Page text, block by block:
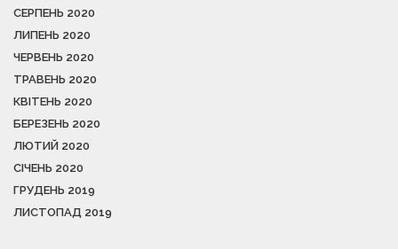
СЕРПЕНЬ 2020
ЛИПЕНЬ 2020
ЧЕРВЕНЬ 2020
ТРАВЕНЬ 2020
КВІТЕНЬ 2020
БЕРЕЗЕНЬ 2020
ЛЮТИЙ 2020
СІЧЕНЬ 2020
ГРУДЕНЬ 2019
ЛИСТОПАД 2019